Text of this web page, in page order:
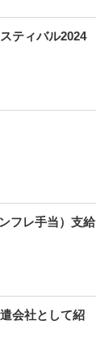
ティバル2024
フレ手当）支給
会社として紹